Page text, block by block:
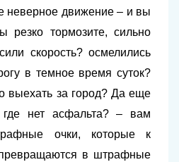
неверное движение – и вы
резко тормозите, сильно
скорость? осмелились
в темное время суток?
выехать за город? Да еще
нет асфальта? – вам
очки, которые к
в штрафные